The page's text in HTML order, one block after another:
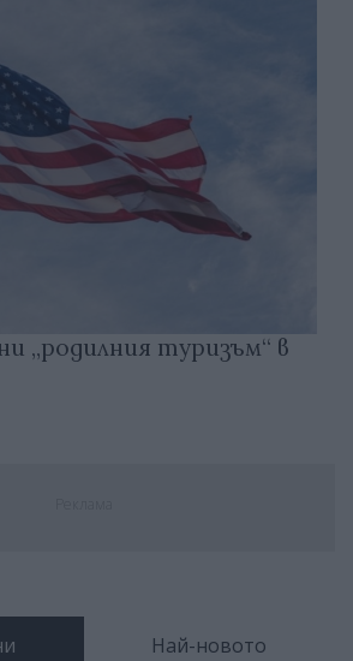
„родилния туризъм“ в
Най-новото